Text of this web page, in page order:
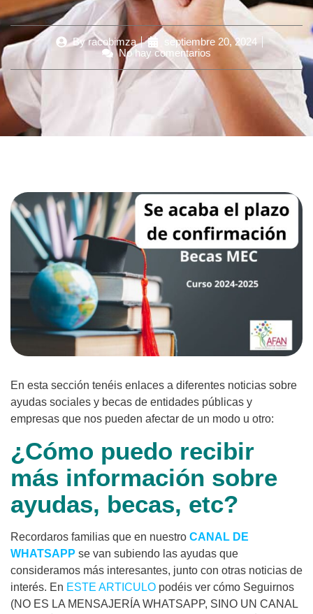
Byracobimza
septiembre 20, 2024
No hay comentarios
En esta sección tenéis enlaces a diferentes noticias sobre
ayudas sociales y becas de entidades públicas y
empresas que nos pueden afectar de un modo u otro:
¿Cómo puedo recibir
más información sobre
ayudas, becas, etc?
Recordaros familias que en nuestro CANAL DE
WHATSAPP se van subiendo las ayudas que
consideramos más interesantes, junto con otras noticias de
interés. En ESTE ARTICULO podéis ver cómo Seguirnos
(NO ES LA MENSAJERÍA WHATSAPP, SINO UN CANAL